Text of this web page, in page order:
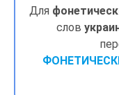
Для
слов